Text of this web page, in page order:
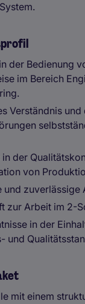
der Bedienung
im Bereich
Verständnis und
in der
von
und zuverlässige
zur Arbeit im 2-
in der
und
mit einem